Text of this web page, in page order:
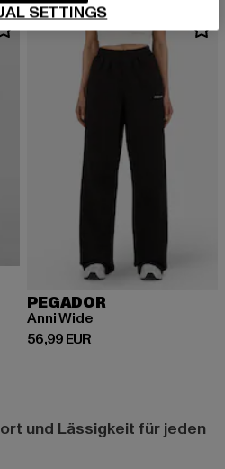
49,99 EUR
PEGADOR
Anni Wide
56,99 EUR
Derzeitiger Preis: 56,99 EUR
und Lässigkeit für jeden
SETTINGS